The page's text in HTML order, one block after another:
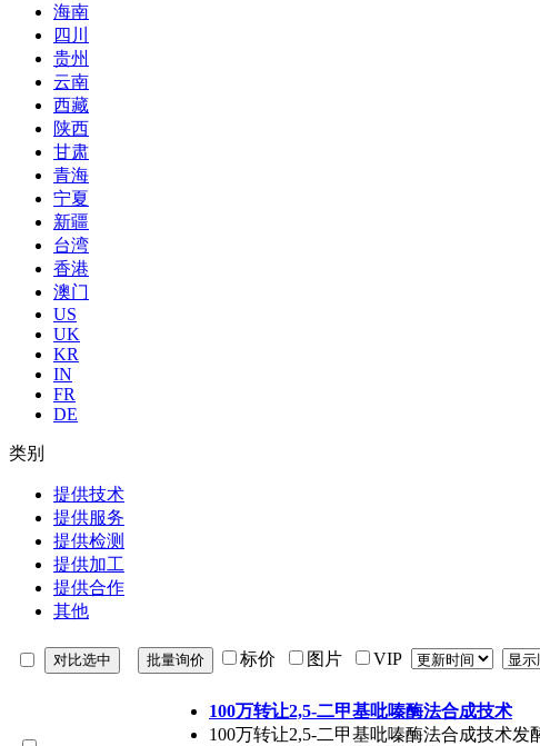
海南
四川
贵州
云南
西藏
陕西
甘肃
青海
宁夏
新疆
台湾
香港
澳门
US
UK
KR
IN
FR
DE
类别
提供技术
提供服务
提供检测
提供加工
提供合作
其他
标价 图片 VIP
100万转让2,5-二甲基吡嗪酶法合成技术
100万转让2,5-二甲基吡嗪酶法合成技术发